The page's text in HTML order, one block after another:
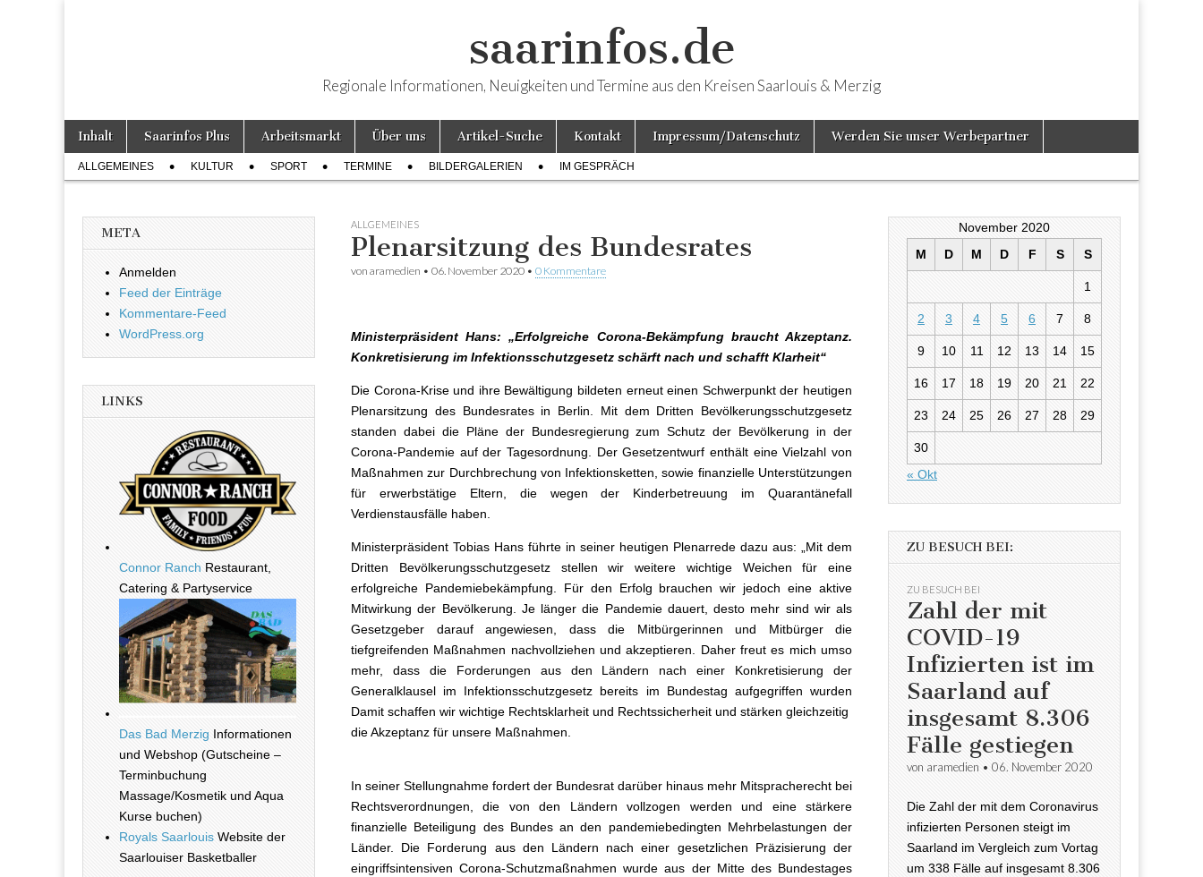
saarinfos.de
Regionale Informationen, Neuigkeiten und Termine aus den Kreisen Saarlouis & Merzig
Hauptmenü
Weiter zum Inhalt
Inhalt Saarinfos Plus Arbeitsmarkt Über uns Artikel-Suche Kontakt Impressum/Datenschutz Werden Sie unser Werbepartner
Untermenü
ALLGEMEINES KULTUR SPORT TERMINE BILDERGALERIEN IM GESPRÄCH
ALLGEMEINES
Plenarsitzung des Bundesrates
von aramedien • 06. November 2020 • 0 Kommentare
Ministerpräsident Hans: „Erfolgreiche Corona-Bekämpfung braucht Akzeptanz.
Konkretisierung im Infektionsschutzgesetz schärft nach und schafft Klarheit“
Die Corona-Krise und ihre Bewältigung bildeten erneut einen Schwerpunkt der heutigen
Plenarsitzung des Bundesrates in Berlin. Mit dem Dritten Bevölkerungsschutzgesetz
standen dabei die Pläne der Bundesregierung zum Schutz der Bevölkerung in der
Corona-Pandemie auf der Tagesordnung. Der Gesetzentwurf enthält eine Vielzahl von
Maßnahmen zur Durchbrechung von Infektionsketten, sowie finanzielle Unterstützungen
für erwerbstätige Eltern, die wegen der Kinderbetreuung im Quarantänefall
Verdienstausfälle haben.
Ministerpräsident Tobias Hans führte in seiner heutigen Plenarrede dazu aus: „Mit dem
Dritten Bevölkerungsschutzgesetz stellen wir weitere wichtige Weichen für eine
erfolgreiche Pandemiebekämpfung. Für den Erfolg brauchen wir jedoch eine aktive
Mitwirkung der Bevölkerung. Je länger die Pandemie dauert, desto mehr sind wir als
Gesetzgeber darauf angewiesen, dass die Mitbürgerinnen und Mitbürger die
tiefgreifenden Maßnahmen nachvollziehen und akzeptieren. Daher freut es mich umso
mehr, dass die Forderungen aus den Ländern nach einer Konkretisierung der
Generalklausel im Infektionsschutzgesetz bereits im Bundestag aufgegriffen wurden
Damit schaffen wir wichtige Rechtsklarheit und Rechtssicherheit und stärken gleichzeitig
die Akzeptanz für unsere Maßnahmen.
In seiner Stellungnahme fordert der Bundesrat darüber hinaus mehr Mitspracherecht bei
Rechtsverordnungen, die von den Ländern vollzogen werden und eine stärkere
finanzielle Beteiligung des Bundes an den pandemiebedingten Mehrbelastungen der
Länder. Die Forderung aus den Ländern nach einer gesetzlichen Präzisierung der
eingriffsintensiven Corona-Schutzmaßnahmen wurde aus der Mitte des Bundestages
META
Anmelden
Feed der Einträge
Kommentare-Feed
WordPress.org
LINKS
Connor Ranch Restaurant,
Catering & Partyservice
Das Bad Merzig Informationen
und Webshop (Gutscheine –
Terminbuchung
Massage/Kosmetik und Aqua
Kurse buchen)
Royals Saarlouis Website der
Saarlouiser Basketballer
November 2020
M
D M D F S S
1
2 3 4 5 6 7 8
9 10 11 12 13 14 15
16 17 18 19 20 21 22
23 24 25 26 27 28 29
30
« Okt
ZU BESUCH BEI:
ZU BESUCH BEI
Zahl der mit
COVID-19
Infizierten ist im
Saarland auf
insgesamt 8.306
Fälle gestiegen
von aramedien • 06. November 2020
Die Zahl der mit dem Coronavirus
infizierten Personen steigt im
Saarland im Vergleich zum Vortag
um 338 Fälle auf insgesamt 8.306